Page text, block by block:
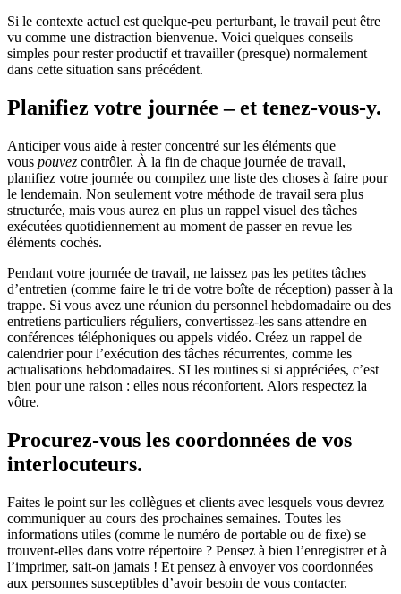
Si le contexte actuel est quelque-peu perturbant, le travail peut être
vu comme une distraction bienvenue. Voici quelques conseils
simples pour rester productif et travailler (presque) normalement
dans cette situation sans précédent.
Planifiez votre journée – et tenez-vous-y.
Anticiper vous aide à rester concentré sur les éléments que
vous pouvez contrôler. À la fin de chaque journée de travail,
planifiez votre journée ou compilez une liste des choses à faire pour
le lendemain. Non seulement votre méthode de travail sera plus
structurée, mais vous aurez en plus un rappel visuel des tâches
exécutées quotidiennement au moment de passer en revue les
éléments cochés.
Pendant votre journée de travail, ne laissez pas les petites tâches
d’entretien (comme faire le tri de votre boîte de réception) passer à la
trappe. Si vous avez une réunion du personnel hebdomadaire ou des
entretiens particuliers réguliers, convertissez-les sans attendre en
conférences téléphoniques ou appels vidéo. Créez un rappel de
calendrier pour l’exécution des tâches récurrentes, comme les
actualisations hebdomadaires. SI les routines si si appréciées, c’est
bien pour une raison : elles nous réconfortent. Alors respectez la
vôtre.
Procurez-vous les coordonnées de vos
interlocuteurs.
Faites le point sur les collègues et clients avec lesquels vous devrez
communiquer au cours des prochaines semaines. Toutes les
informations utiles (comme le numéro de portable ou de fixe) se
trouvent-elles dans votre répertoire ? Pensez à bien l’enregistrer et à
l’imprimer, sait-on jamais ! Et pensez à envoyer vos coordonnées
aux personnes susceptibles d’avoir besoin de vous contacter.